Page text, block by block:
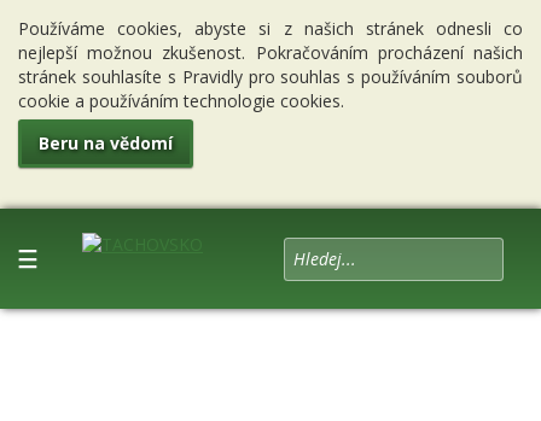
Používáme cookies, abyste si z našich stránek odnesli co
nejlepší možnou zkušenost. Pokračováním procházení našich
stránek souhlasíte s Pravidly pro souhlas s používáním souborů
cookie a používáním technologie cookies.
Beru na vědomí
☰